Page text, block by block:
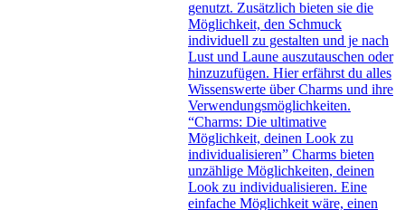
genutzt. Zusätzlich bieten sie die
Möglichkeit, den Schmuck
individuell zu gestalten und je nach
Lust und Laune auszutauschen oder
hinzuzufügen. Hier erfährst du alles
Wissenswerte über Charms und ihre
Verwendungsmöglichkeiten.
“Charms: Die ultimative
Möglichkeit, deinen Look zu
individualisieren” Charms bieten
unzählige Möglichkeiten, deinen
Look zu individualisieren. Eine
einfache Möglichkeit wäre, einen